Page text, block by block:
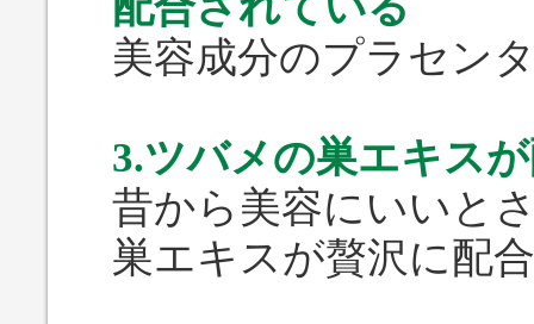
美容成分のプラセン
3.ツバメの巣エキス
昔から美容にいいと
巣エキスが贅沢に配